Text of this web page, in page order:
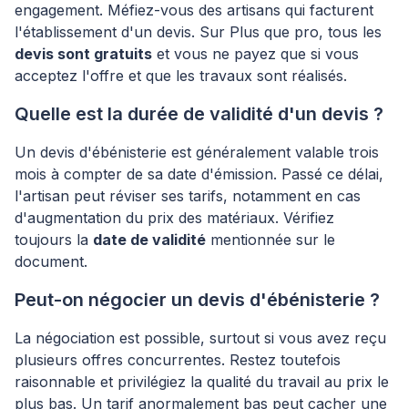
engagement. Méfiez-vous des artisans qui facturent
l'établissement d'un devis. Sur Plus que pro, tous les
devis sont gratuits et vous ne payez que si vous
acceptez l'offre et que les travaux sont réalisés.
Quelle est la durée de validité d'un devis ?
Un devis d'ébénisterie est généralement valable trois
mois à compter de sa date d'émission. Passé ce délai,
l'artisan peut réviser ses tarifs, notamment en cas
d'augmentation du prix des matériaux. Vérifiez
toujours la date de validité mentionnée sur le
document.
Peut-on négocier un devis d'ébénisterie ?
La négociation est possible, surtout si vous avez reçu
plusieurs offres concurrentes. Restez toutefois
raisonnable et privilégiez la qualité du travail au prix le
plus bas. Un tarif anormalement bas peut cacher une